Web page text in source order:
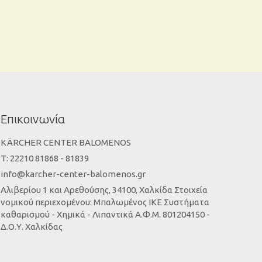
Επικοινωνία
KÄRCHER CENTER BALOMENOS
Τ: 22210 81868 - 81839
info@karcher-center-balomenos.gr
Αλιβερίου 1 και Αρεθούσης, 34100, Χαλκίδα Στοιχεία
νομικού περιεχομένου: Μπαλωμένος ΙΚΕ Συστήματα
καθαρισμού - Χημικά - Λιπαντικά Α.Φ.Μ. 801204150 -
Δ.Ο.Υ. Χαλκίδας